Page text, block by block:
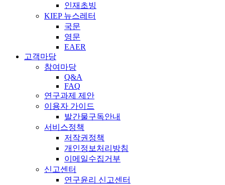
인재초빙
KIEP 뉴스레터
국문
영문
EAER
고객마당
참여마당
Q&A
FAQ
연구과제 제안
이용자 가이드
발간물구독안내
서비스정책
저작권정책
개인정보처리방침
이메일수집거부
신고센터
연구윤리 신고센터